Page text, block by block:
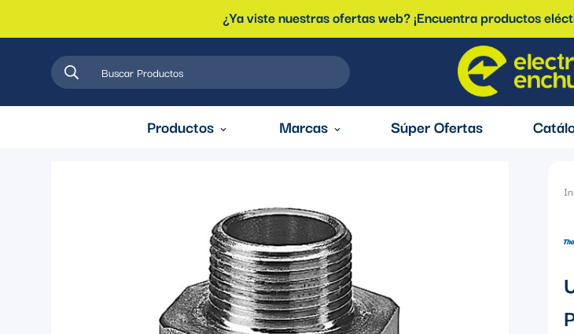
¿Ya viste nuestras ofertas web? ¡Encuentra productos
Buscar Productos
Productos Marcas Súper Ofertas